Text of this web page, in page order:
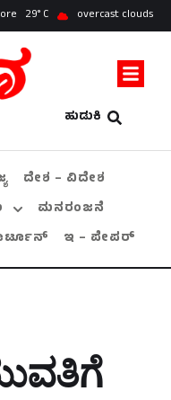
29 overcast clouds
ಹುಡುಕಿ
ದೇಶ – ವಿದೇಶ
ಮನರಂಜನೆ
ಇ – ಪೇಪರ್